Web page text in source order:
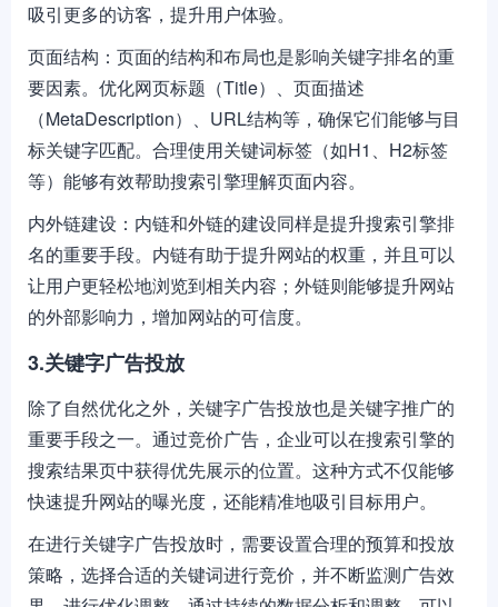
吸引更多的访客，提升用户体验。
页面结构：页面的结构和布局也是影响关键字排名的重
要因素。优化网页标题（Title）、页面描述
（MetaDescription）、URL结构等，确保它们能够与目
标关键字匹配。合理使用关键词标签（如H1、H2标签
等）能够有效帮助搜索引擎理解页面内容。
内外链建设：内链和外链的建设同样是提升搜索引擎排
名的重要手段。内链有助于提升网站的权重，并且可以
让用户更轻松地浏览到相关内容；外链则能够提升网站
的外部影响力，增加网站的可信度。
3.关键字广告投放
除了自然优化之外，关键字广告投放也是关键字推广的
重要手段之一。通过竞价广告，企业可以在搜索引擎的
搜索结果页中获得优先展示的位置。这种方式不仅能够
快速提升网站的曝光度，还能精准地吸引目标用户。
在进行关键字广告投放时，需要设置合理的预算和投放
策略，选择合适的关键词进行竞价，并不断监测广告效